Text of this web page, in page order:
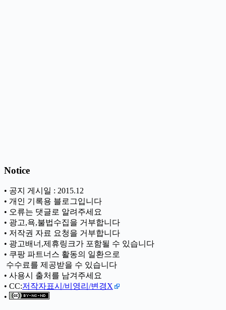
Notice
• 공지 게시일 : 2015.12
• 개인 기록용 블로그입니다
• 오류는 댓글로 알려주세요
• 광고,욕,불법수집을 거부합니다
• 저작권 자료 요청을 거부합니다
• 광고배너,제휴링크가 포함될 수 있습니다
• 쿠팡 파트너스 활동의 일환으로
ㅤ 수수료를 제공받을 수 있습니다
• 사용시 출처를 남겨주세요
• CC:저작자표시/비영리/변경X
•